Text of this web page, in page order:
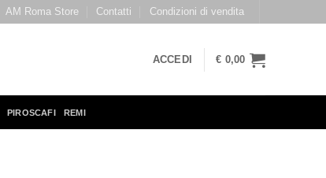
AM Roma Store Contatti Condizioni di vendita
ACCEDI € 0,00
PIROSCAFI REMI